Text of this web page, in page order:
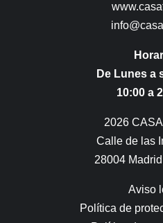
De Lunes a
10:00 a
2026
Calle de las
28004
Aviso
Política de